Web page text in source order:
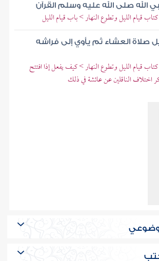
الله صلى الله عليه وسلم القرآن
قيام الليل وتطوع النهار > باب قيام الليل
صلاة العشاء ثم يأوي إلى فراشه
قيام الليل وتطوع النهار > كيف يفعل إذا افتتح
اختلاف الناقلين عن عائشة في ذلك